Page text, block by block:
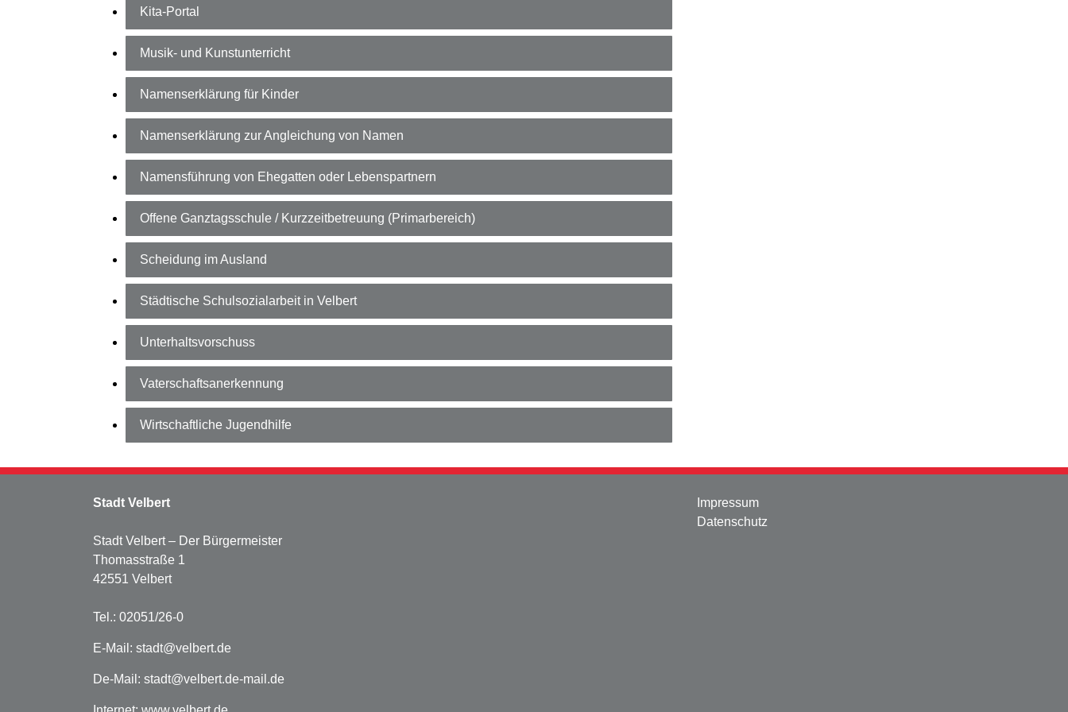
Kita-Portal
Musik- und Kunstunterricht
Namenserklärung für Kinder
Namenserklärung zur Angleichung von Namen
Namensführung von Ehegatten oder Lebenspartnern
Offene Ganztagsschule / Kurzzeitbetreuung (Primarbereich)
Scheidung im Ausland
Städtische Schulsozialarbeit in Velbert
Unterhaltsvorschuss
Vaterschaftsanerkennung
Wirtschaftliche Jugendhilfe
Stadt Velbert
Stadt Velbert – Der Bürgermeister
Thomasstraße 1
42551 Velbert
Tel.: 02051/26-0
E-Mail: stadt@velbert.de
De-Mail: stadt@velbert.de-mail.de
Impressum
Datenschutz